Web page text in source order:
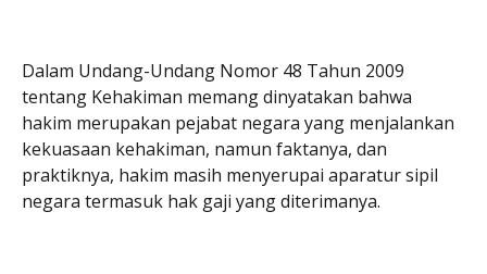
Dalam Undang-Undang Nomor 48 Tahun 2009
tentang Kehakiman memang dinyatakan bahwa
hakim merupakan pejabat negara yang menjalankan
kekuasaan kehakiman, namun faktanya, dan
praktiknya, hakim masih menyerupai aparatur sipil
negara termasuk hak gaji yang diterimanya.